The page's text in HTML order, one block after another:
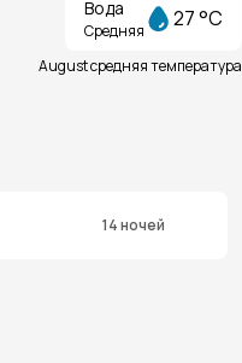
Вода
Средняя 27 °C
August средняя температура
14 ночей